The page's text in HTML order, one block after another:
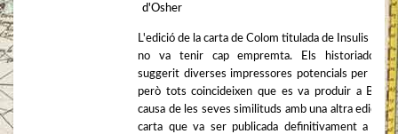
d'Osher
L'edició de la carta de Colom titulada de Insulis
no va tenir cap empremta. Els historiadors
suggerit diverses impressores potencials per a
però tots coincideixen que es va produir a
causa de les seves similituds amb una altra edició
carta que va ser publicada definitivament a